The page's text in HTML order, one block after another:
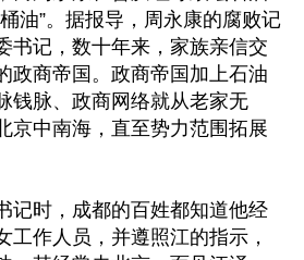
油”。据报导，周永康的腐败记
书记，数十年来，家族亲信交
政商帝国。政商帝国加上石油
钱脉、政商网络就从老家无
京中南海，直至势力范围拓展
记时，成都的百姓都知道他经
工作人员，并遵照江的指示，